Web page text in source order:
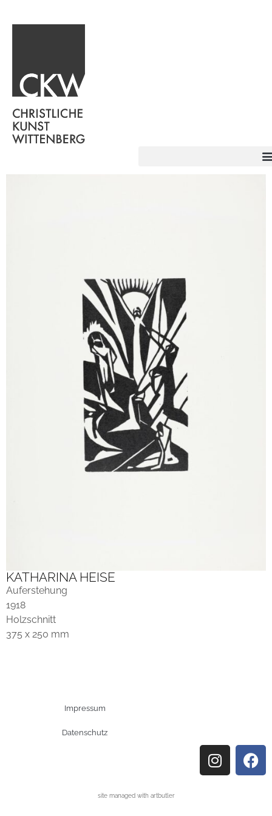
KATHARINA HEISE
Auferstehung
1918
Holzschnitt
375 x 250 mm
Impressum
Datenschutz
site managed with artbutler